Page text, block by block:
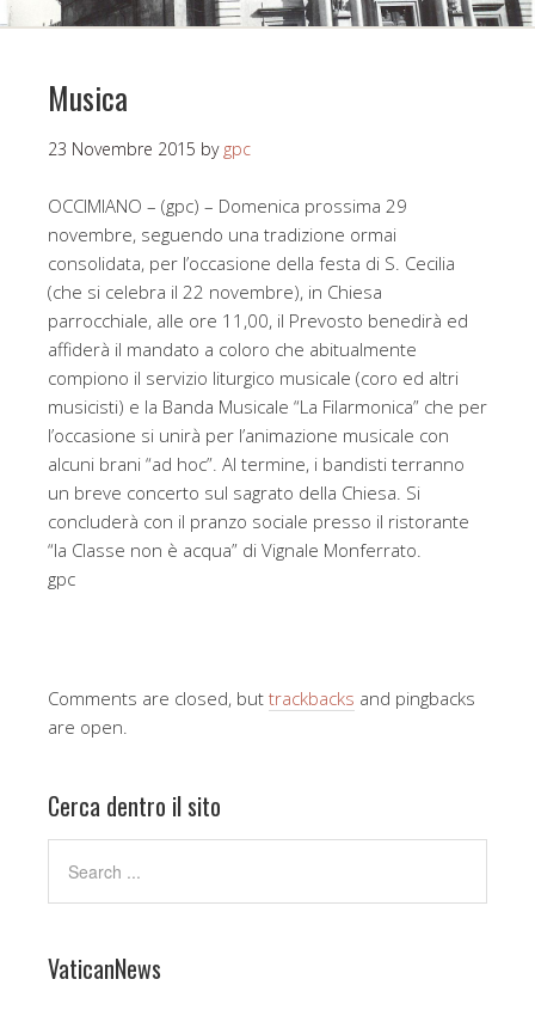
Musica
23 Novembre 2015 by gpc
OCCIMIANO – (gpc) – Domenica prossima 29
novembre, seguendo una tradizione ormai
consolidata, per l’occasione della festa di S. Cecilia
(che si celebra il 22 novembre), in Chiesa
parrocchiale, alle ore 11,00, il Prevosto benedirà ed
affiderà il mandato a coloro che abitualmente
compiono il servizio liturgico musicale (coro ed altri
musicisti) e la Banda Musicale “La Filarmonica” che per
l’occasione si unirà per l’animazione musicale con
alcuni brani “ad hoc”. Al termine, i bandisti terranno
un breve concerto sul sagrato della Chiesa. Si
concluderà con il pranzo sociale presso il ristorante
“la Classe non è acqua” di Vignale Monferrato.
gpc
Comments are closed, but trackbacks and pingbacks
are open.
Cerca dentro il sito
VaticanNews